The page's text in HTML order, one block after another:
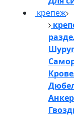
крепеж